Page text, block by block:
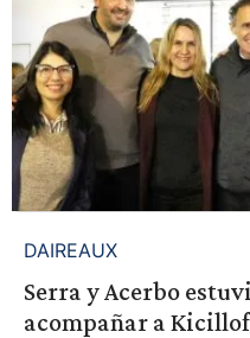
DAIREAUX
Serra y Acerbo
acompañar a Kicillof